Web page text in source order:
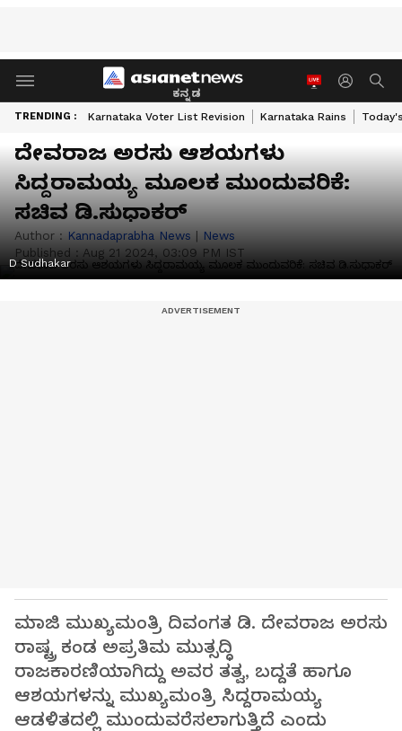
ಕನ್ನಡ
TRENDING : Karnataka Voter List Revision Karnataka Rains
ದೇವರಾಜ ಅರಸು ಆಶಯಗಳು
ಸಿದ್ದರಾಮಯ್ಯ ಮೂಲಕ ಮುಂದುವರಿಕೆ:
ಸಚಿವ ಡಿ.ಸುಧಾಕರ್
Author : Kannadaprabha News | News
Published : Aug 21 2024, 03:09 PM IST
D Sudhakar
ಮಾಜಿ ಮುಖ್ಯಮಂತ್ರಿ ದಿವಂಗತ ಡಿ. ದೇವರಾಜ ಅರಸು
ರಾಷ್ಟ್ರ ಕಂಡ ಅಪ್ರತಿಮ ಮುತ್ಸದ್ಧಿ
ರಾಜಕಾರಣಿಯಾಗಿದ್ದು ಅವರ ತತ್ವ, ಬದ್ದತೆ ಹಾಗೂ
ಆಶಯಗಳನ್ನು ಮುಖ್ಯಮಂತ್ರಿ ಸಿದ್ದರಾಮಯ್ಯ
ಆಡಳಿತದಲ್ಲಿ ಮುಂದುವರೆಸಲಾಗುತ್ತಿದೆ ಎಂದು